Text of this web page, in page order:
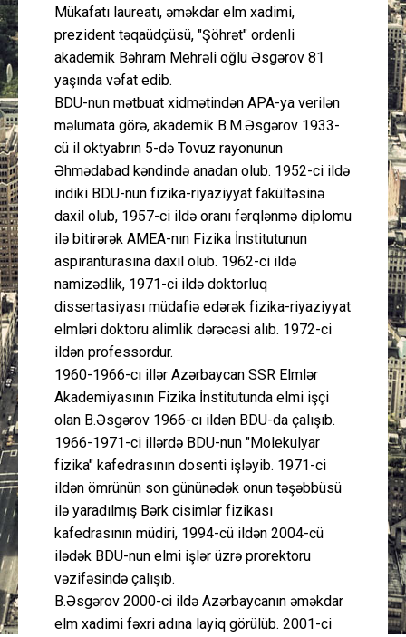
Peşə etikası
Mükafatı laureatı, əməkdar elm xadimi,
prezident təqaüdçüsü, "Şöhrət" ordenli
akademik Bəhram Mehrəli oğlu Əsgərov 81
yaşında vəfat edib.
BDU-nun mətbuat xidmətindən APA-ya verilən
məlumata görə, akademik B.M.Əsgərov 1933-
cü il oktyabrın 5-də Tovuz rayonunun
Əhmədabad kəndində anadan olub. 1952-ci ildə
indiki BDU-nun fizika-riyaziyyat fakültəsinə
daxil olub, 1957-ci ildə oranı fərqlənmə diplomu
ilə bitirərək AMEA-nın Fizika İnstitutunun
aspiranturasına daxil olub. 1962-ci ildə
namizədlik, 1971-ci ildə doktorluq
dissertasiyası müdafiə edərək fizika-riyaziyyat
elmləri doktoru alimlik dərəcəsi alıb. 1972-ci
ildən professordur.
1960-1966-cı illər Azərbaycan SSR Elmlər
Akademiyasının Fizika İnstitutunda elmi işçi
olan B.Əsgərov 1966-cı ildən BDU-da çalışıb.
1966-1971-ci illərdə BDU-nun "Molekulyar
fizika" kafedrasının dosenti işləyib. 1971-ci
ildən ömrünün son gününədək onun təşəbbüsü
ilə yaradılmış Bərk cisimlər fizikası
kafedrasının müdiri, 1994-cü ildən 2004-cü
ilədək BDU-nun elmi işlər üzrə prorektoru
vəzifəsində çalışıb.
B.Əsgərov 2000-ci ildə Azərbaycanın əməkdar
elm xadimi fəxri adına layiq görülüb. 2001-ci